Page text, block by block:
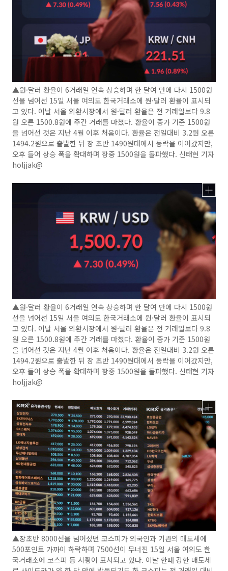
▲원·달러 환율이 6거래일 연속 상승하며 한 달여 만에 다시 1500원
선을 넘어선 15일 서울 여의도 한국거래소에 원·달러 환율이 표시되
고 있다. 이날 서울 외환시장에서 원·달러 환율은 전 거래일보다 9.8
원 오른 1500.8원에 주간 거래를 마쳤다. 환율이 종가 기준 1500원
을 넘어선 것은 지난 4월 이후 처음이다. 환율은 전일대비 3.2원 오른
1494.2원으로 출발한 뒤 장 초반 1490원대에서 등락을 이어갔지만,
오후 들어 상승 폭을 확대하며 장중 1500원을 돌파했다. 신태현 기자
holjjak@
▲원·달러 환율이 6거래일 연속 상승하며 한 달여 만에 다시 1500원
선을 넘어선 15일 서울 여의도 한국거래소에 원·달러 환율이 표시되
고 있다. 이날 서울 외환시장에서 원·달러 환율은 전 거래일보다 9.8
원 오른 1500.8원에 주간 거래를 마쳤다. 환율이 종가 기준 1500원
을 넘어선 것은 지난 4월 이후 처음이다. 환율은 전일대비 3.2원 오른
1494.2원으로 출발한 뒤 장 초반 1490원대에서 등락을 이어갔지만,
오후 들어 상승 폭을 확대하며 장중 1500원을 돌파했다. 신태현 기자
holjjak@
▲장초반 8000선을 넘어섰던 코스피가 외국인과 기관의 매도세에
500포인트 가까이 하락하며 7500선이 무너진 15일 서울 여의도 한
국거래소에 코스피 등 시황이 표시되고 있다. 이날 한때 강한 매도세